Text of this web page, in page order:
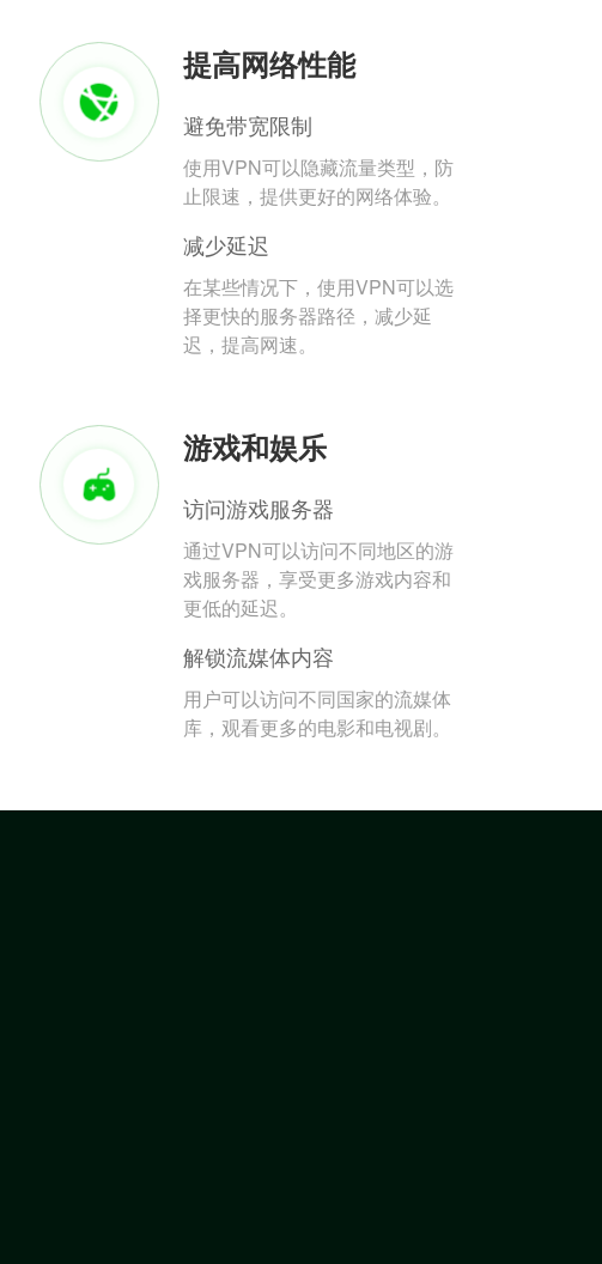
提高网络性能
避免带宽限制
使用VPN可以隐藏流量类型，防
止限速，提供更好的网络体验。
减少延迟
在某些情况下，使用VPN可以选
择更快的服务器路径，减少延
迟，提高网速。
游戏和娱乐
访问游戏服务器
通过VPN可以访问不同地区的游
戏服务器，享受更多游戏内容和
更低的延迟。
解锁流媒体内容
用户可以访问不同国家的流媒体
库，观看更多的电影和电视剧。